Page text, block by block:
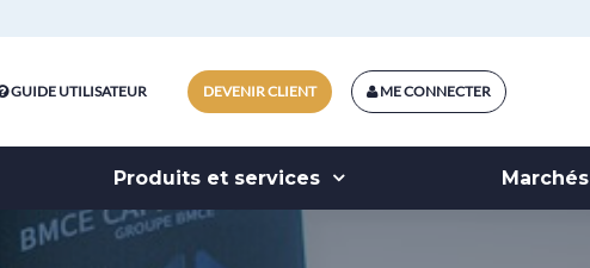
ME CONNECTER
DEVENIR CLIENT
GUIDE UTILISATEUR
Produits et services Marchés